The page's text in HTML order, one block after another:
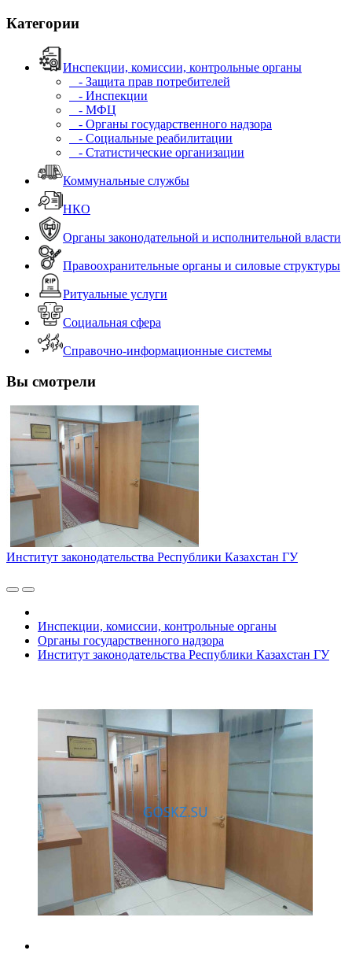
Категории
Инспекции, комиссии, контрольные органы
- Защита прав потребителей
- Инспекции
- МФЦ
- Органы государственного надзора
- Социальные реабилитации
- Статистические организации
Коммунальные службы
НКО
Органы законодательной и исполнительной власти
Правоохранительные органы и силовые структуры
Ритуальные услуги
Социальная сфера
Справочно-информационные системы
Вы смотрели
Институт законодательства Республики Казахстан ГУ
Инспекции, комиссии, контрольные органы
Органы государственного надзора
Институт законодательства Республики Казахстан ГУ